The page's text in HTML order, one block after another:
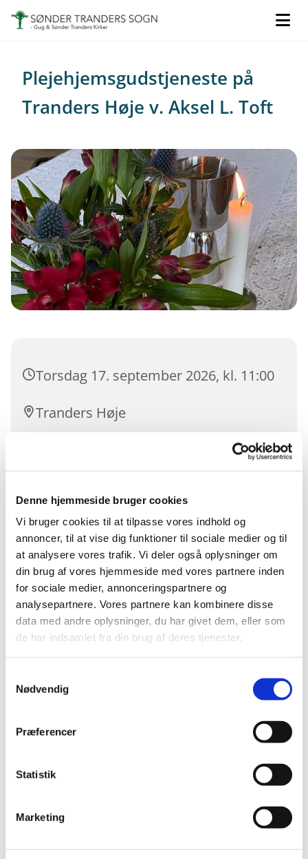
Denne hjemmeside bruger cookies
Vi bruger cookies til at tilpasse vores indhold og
annoncer, til at vise dig funktioner til sociale medier og til
at analysere vores trafik. Vi deler også oplysninger om
din brug af vores hjemmeside med vores partnere inden
for sociale medier, annonceringspartnere og
analysepartnere. Vores partnere kan kombinere disse
data med andre oplysninger, du har givet dem, eller som
de har indsamlet fra din brug af deres tjenester.
Nødvendig
Præferencer
Statistik
Marketing
Plejehjemsgudstjeneste på
Tranders Høje v. Aksel L. Toft
Torsdag 17. september 2026, kl. 11:00
Tranders Høje
Du vil måske også kunne
lide...